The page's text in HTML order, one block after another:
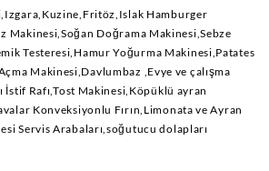
Hamburger
Makinesi,Soğan Doğrama Makinesi,Sebze
Testeresi,Hamur Yoğurma Makinesi,Patates
Makinesi,Davlumbaz ,Evye ve çalışma
İstif Rafı,Tost Makinesi,Köpüklü ayran
Konveksiyonlu Fırın,Limonata ve Ayran
Servis Arabaları,soğutucu dolapları